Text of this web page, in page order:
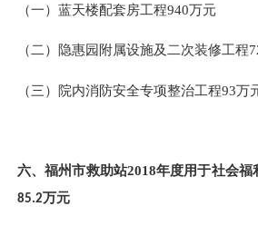
（一） 蓝天楼配套房工程940万元
（二） 隐惠园附属设施及二次装修工程
（三） 院内消防安全专项整治工程93万
六、福州市救助站2018年度用于社会福
85.2万元